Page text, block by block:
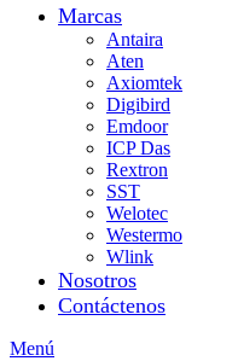
Marcas
Antaira
Aten
Axiomtek
Digibird
Emdoor
ICP Das
Rextron
SST
Welotec
Westermo
Wlink
Nosotros
Contáctenos
Menú